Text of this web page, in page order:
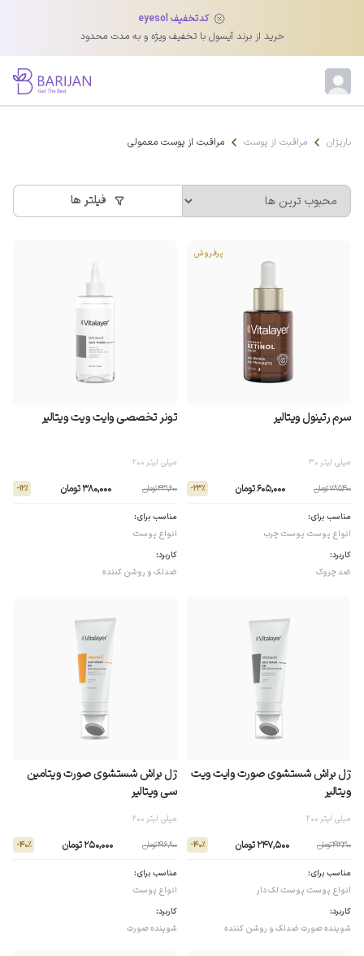
کدتخفیف eyesol
خرید از برند آیسول با تخفیف ویژه و به مدت محدود
باریژان مراقبت از پوست مراقبت از پوست معمولی
محصولات مراقبت از پوست معمولی
همین تعادل طلایی نیاز به یک روتین منظم دارد. پاک‌کننده‌های ملایم، تونر،
مرطوب‌کننده، سرم و ضدآفتاب مهم‌ترین محصولاتی هستند که کمک می‌کنند
پوست شاداب، روشن و جوان بماند. این محصولات رطوبت کافی را تأمین می‌کنند،
زودرس می‌شوند.
فیلتر ها
سرم رتینول ویتالیر
30 میلی لیتر
785,400 تومان 605,000 تومان - 23٪
مناسب برای:
انواع پوست پوست چرب
کاربرد:
ضد چروک
پرفروش
تونر تخصصی وایت ویت ویتالیر
200 میلی لیتر
431,600 تومان 380,000 تومان - 12٪
مناسب برای:
انواع پوست
کاربرد:
ضدلک و روشن کننده
ژل براش شستشوی صورت وایت ویت
ویتالیر
200 میلی لیتر
412,300 تومان 247,500 تومان - 40٪
مناسب برای:
انواع پوست پوست لک دار
کاربرد:
شوینده صورت ضدلک و روشن کننده
ژل براش شستشوی صورت ویتامین
سی ویتالیر
200 میلی لیتر
416,800 تومان 250,000 تومان - 40٪
مناسب برای:
انواع پوست
کاربرد:
شوینده صورت